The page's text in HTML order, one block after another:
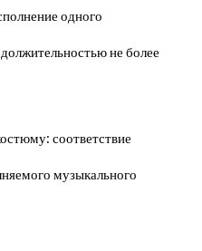
одного
не более
соответствие
музыкального